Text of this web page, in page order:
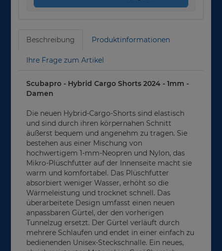
Beschreibung Produktinformationen
Ihre Frage zum Artikel
Scubapro - Hybrid Cargo Shorts 2024 - 1mm -
Damen
Die neuen Hybrid-Cargo-Shorts sind elastisch
und sind durch ihren körpernahen Schnitt
äußerst bequem und angenehm zu tragen. Sie
bestehen aus einer Mischung von
hochwertigem 1-mm-Neopren und Nylon, das
Mikro-Plüschfutter auf der Innenseite macht sie
warm und komfortabel. Das Plüschfutter
absorbiert weniger Wasser, erhöht so die
Wärmeleistung und trocknet schnell. Das
überarbeitete Design umfasst einen neuen
anpassbaren Gürtel, der den vorherigen
Tunnelzug ersetzt. Der Gürtel verläuft durch
mehrere Schlaufen und endet in einer einfach zu
bedienenden Unisex-Steckschnalle. Ein neues,